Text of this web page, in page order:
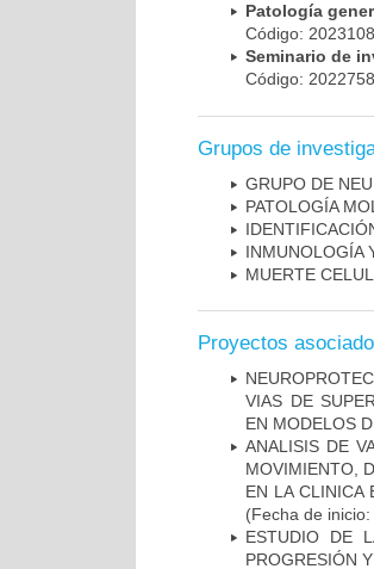
Patología
Código:
Seminario de
Código:
Grupos de
GRUPO DE
PATOLOGÍA
INMUNOLOGÍA
MUERTE
Proyectos
VIAS DE
EN MODELOS
ANALISIS DE
MOVIMIENTO,
EN LA CLINICA
(Fecha de
ESTUDIO DE
PROGRESIÓN